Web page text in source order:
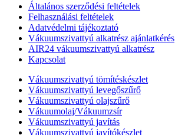
Általános szerződési feltételek
Felhasználási feltételek
Adatvédelmi tájékoztató
Vákuumszivattyú alkatrész ajánlatkérés
AIR24 vákuumszivattyú alkatrész
Kapcsolat
Vákuumszivattyú tömítéskészlet
Vákuumszivattyú levegőszűrő
Vákuumszivattyú olajszűrő
Vákuumolaj/Vákuumzsír
Vákuumszivattyú javítás
Vákuumszivattyú javítókészlet